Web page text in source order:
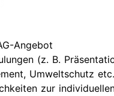
Angebot
(z. B.
Umweltschutz
zur